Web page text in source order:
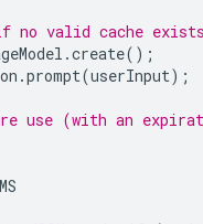
no valid cache
.create();
.prompt(userInput);
use (with an